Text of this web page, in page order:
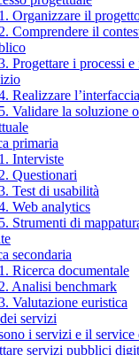
Organizzare il
Comprendere il
Progettare i processi e
Realizzare
Validare la soluzione
primaria
Interviste
Questionari
Test di usabilità
Web analytics
Strumenti di
secondaria
Ricerca documentale
Analisi benchmark
Valutazione euristica
servizi
i servizi e il service
servizi pubblici